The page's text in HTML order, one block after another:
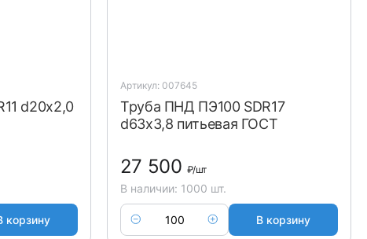
d20x2,0
корзину
Артикул: 007645
Труба ПНД ПЭ100 SDR17
d63x3,8 питьевая ГОСТ
27 500 ₽/шт
В наличии: 1000 шт.
В корзину